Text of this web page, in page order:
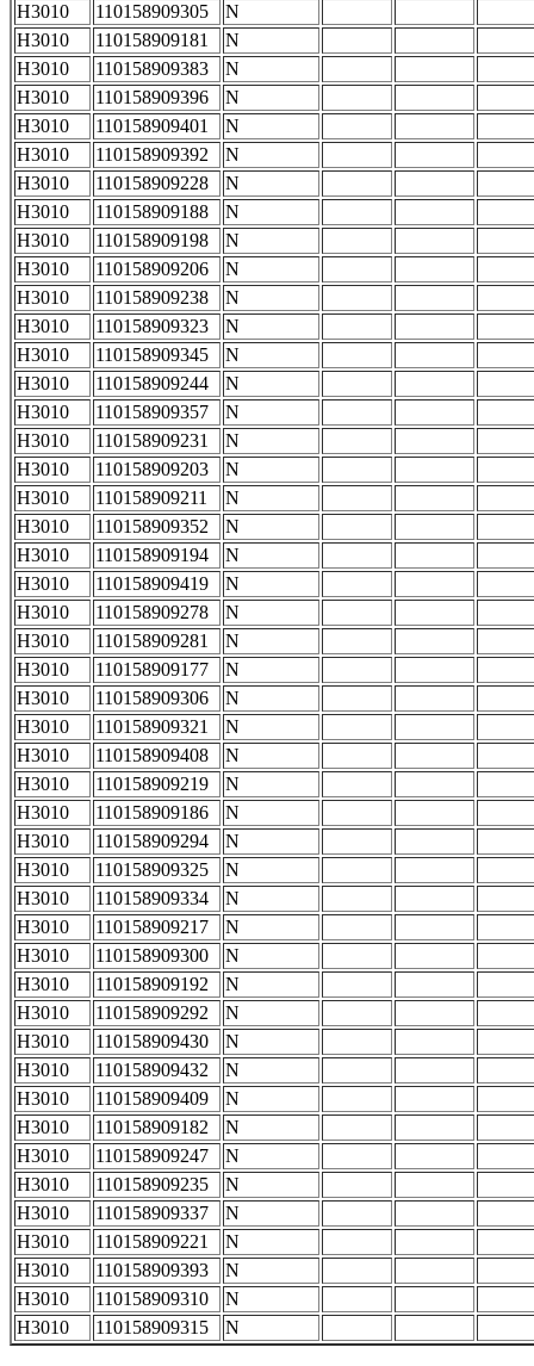
H3010
110158909305
N
H3010
110158909181
N
H3010
110158909383
N
H3010
110158909396
N
H3010
110158909401
N
H3010
110158909392
N
H3010
110158909228
N
H3010
110158909188
N
H3010
110158909198
N
H3010
110158909206
N
H3010
110158909238
N
H3010
110158909323
N
H3010
110158909345
N
H3010
110158909244
N
H3010
110158909357
N
H3010
110158909231
N
H3010
110158909203
N
H3010
110158909211
N
H3010
110158909352
N
H3010
110158909194
N
H3010
110158909419
N
H3010
110158909278
N
H3010
110158909281
N
H3010
110158909177
N
H3010
110158909306
N
H3010
110158909321
N
H3010
110158909408
N
H3010
110158909219
N
H3010
110158909186
N
H3010
110158909294
N
H3010
110158909325
N
H3010
110158909334
N
H3010
110158909217
N
H3010
110158909300
N
H3010
110158909192
N
H3010
110158909292
N
H3010
110158909430
N
H3010
110158909432
N
H3010
110158909409
N
H3010
110158909182
N
H3010
110158909247
N
H3010
110158909235
N
H3010
110158909337
N
H3010
110158909221
N
H3010
110158909393
N
H3010
110158909310
N
H3010
110158909315 N